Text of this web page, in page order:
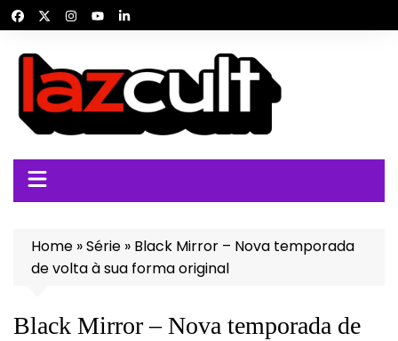
para
conteúdo
Home »Série » Black Mirror – Nova temporada
de volta à sua forma original
Black Mirror – Nova temporada de